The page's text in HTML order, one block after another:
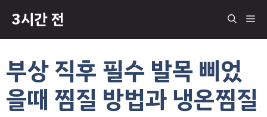
츠
뛰
3시간 전 메
부상 직후 필수 발목 삐었
을때 찜질 방법과 냉온찜질